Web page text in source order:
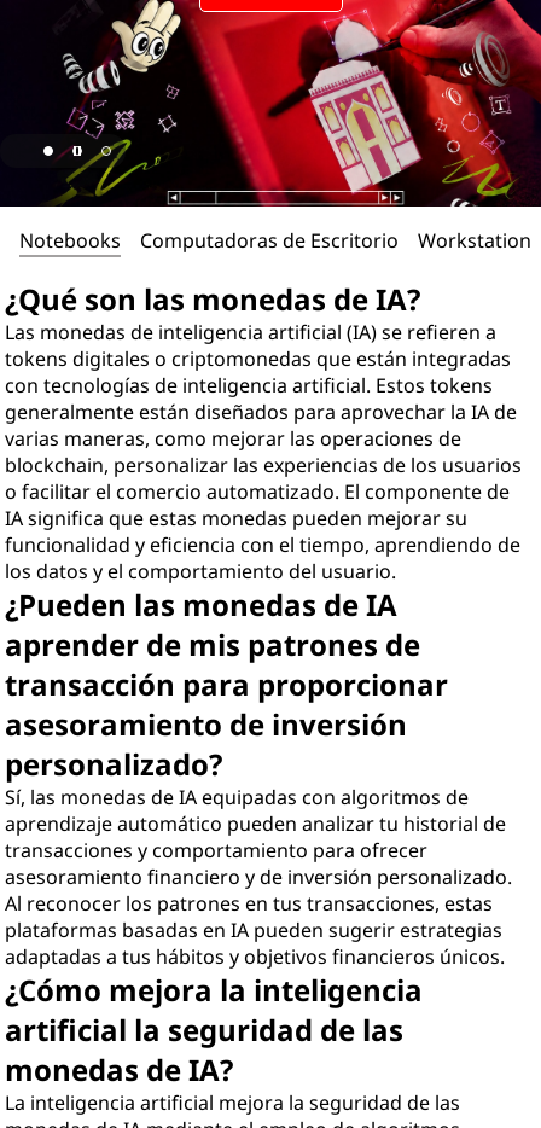
Notebooks Computadoras de Escritorio Workstations
¿Qué son las monedas de IA?
Las monedas de inteligencia artificial (IA) se refieren a
tokens digitales o criptomonedas que están integradas
con tecnologías de inteligencia artificial. Estos tokens
generalmente están diseñados para aprovechar la IA de
varias maneras, como mejorar las operaciones de
blockchain, personalizar las experiencias de los usuarios
o facilitar el comercio automatizado. El componente de
IA significa que estas monedas pueden mejorar su
funcionalidad y eficiencia con el tiempo, aprendiendo de
los datos y el comportamiento del usuario.
¿Pueden las monedas de IA
aprender de mis patrones de
transacción para proporcionar
asesoramiento de inversión
personalizado?
Sí, las monedas de IA equipadas con algoritmos de
aprendizaje automático pueden analizar tu historial de
transacciones y comportamiento para ofrecer
asesoramiento financiero y de inversión personalizado.
Al reconocer los patrones en tus transacciones, estas
plataformas basadas en IA pueden sugerir estrategias
adaptadas a tus hábitos y objetivos financieros únicos.
¿Cómo mejora la inteligencia
artificial la seguridad de las
monedas de IA?
La inteligencia artificial mejora la seguridad de las